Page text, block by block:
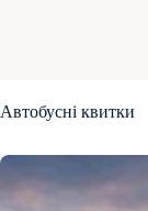
Автобусні квитки